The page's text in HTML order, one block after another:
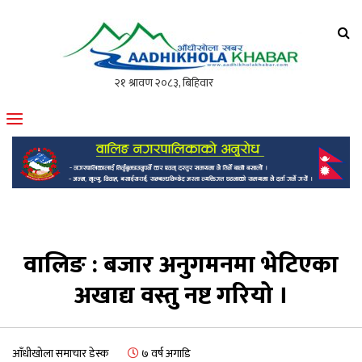
मोफसलकै लोकप्रिय अनलाइन पत्रिका
वालिङ : बजार अनुगमनमा भेटिएका
अखाद्य वस्तु नष्ट गरियो ।
आँधीखोला समाचार डेस्क ७ वर्ष अगाडि